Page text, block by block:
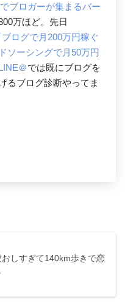
ブロガーが集まるバー
万ほど。先日
ブログで月200万円稼ぐ
ソーシングで月50万円
＠では既にブログを
るブログ診断やってま
おしすぎて140km歩きで恋